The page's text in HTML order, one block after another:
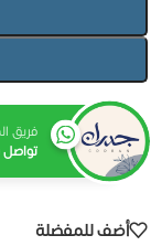
فريق
أضف للمفضلة